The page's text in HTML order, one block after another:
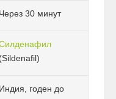
Через 30 минут
(Sildenafil)
Индия, годен до